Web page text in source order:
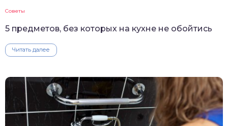
Советы
5 предметов, без которых на кухне не обойтись
Читать далее